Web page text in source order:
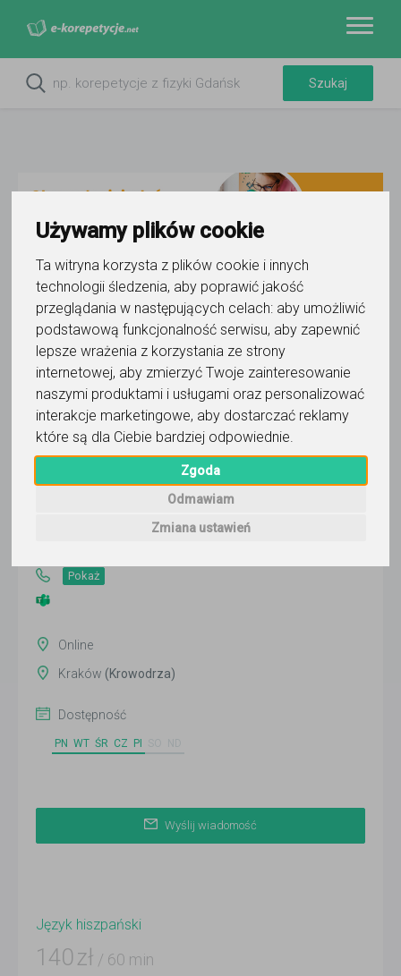
Używamy plików cookie
Ta witryna korzysta z plików cookie i innych
technologii śledzenia, aby poprawić jakość
przeglądania w następujących celach: aby umożliwić
podstawową funkcjonalność serwisu, aby zapewnić
lepsze wrażenia z korzystania ze strony
internetowej, aby zmierzyć Twoje zainteresowanie
naszymi produktami i usługami oraz personalizować
interakcje marketingowe, aby dostarczać reklamy
które są dla Ciebie bardziej odpowiednie
Zgoda
Odmawiam
Zmiana ustawień
Do ulubionych
Oznacz wystąpienie kontaktu
Laura Bonilla Cuadrado
Wyślij wiadomość
Pokaż
Online
Kraków (Krowodrza)
Dostępność
PN WT ŚR CZ PI
Wyślij wiadomość
Język hiszpański
140 zł / 60 min